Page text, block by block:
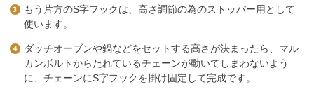
もう片方のS字フックは、高さ調節の為のストッパー用として
使います。
ダッチオーブンや鍋などをセットする高さが決まったら、マル
カンボルトからたれているチェーンが動いてしまわないよう
に、チェーンにS字フックを掛け固定して完成です。